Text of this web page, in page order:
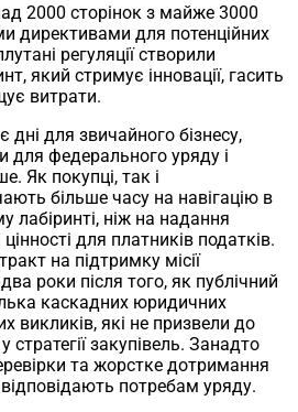
2000 сторінок з майже 3000
директивами для потенційних
регуляції створили
який стримує інновації, гасить
витрати.
дні для звичайного бізнесу,
для федерального уряду і
Як покупці, так і
більше часу на навігацію в
ніж на надання
для платників податків.
на підтримку місії
роки після того, як публічний
каскадних юридичних
викликів, які не призвели до
закупівель. Занадто
та жорстке дотримання
потребам уряду.